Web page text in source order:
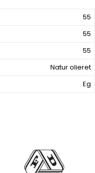
55
55
55
Natur olieret
Eg